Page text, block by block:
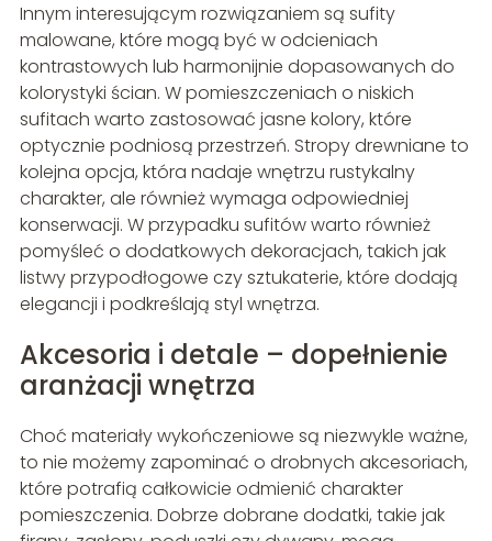
Innym interesującym rozwiązaniem są sufity
malowane, które mogą być w odcieniach
kontrastowych lub harmonijnie dopasowanych do
kolorystyki ścian. W pomieszczeniach o niskich
sufitach warto zastosować jasne kolory, które
optycznie podniosą przestrzeń. Stropy drewniane to
kolejna opcja, która nadaje wnętrzu rustykalny
charakter, ale również wymaga odpowiedniej
konserwacji. W przypadku sufitów warto również
pomyśleć o dodatkowych dekoracjach, takich jak
listwy przypodłogowe czy sztukaterie, które dodają
elegancji i podkreślają styl wnętrza.
Akcesoria i detale – dopełnienie
aranżacji wnętrza
Choć materiały wykończeniowe są niezwykle ważne,
to nie możemy zapominać o drobnych akcesoriach,
które potrafią całkowicie odmienić charakter
pomieszczenia. Dobrze dobrane dodatki, takie jak